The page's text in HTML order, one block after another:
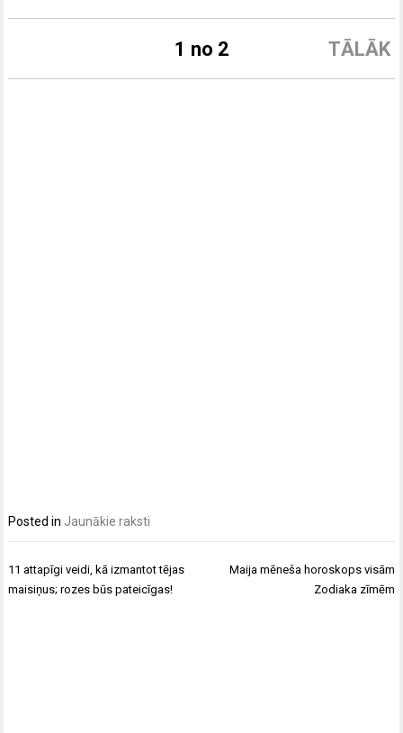
TĀLĀK
1 no 2
Posted in Jaunākie raksti
Post
navigation
11 attapīgi veidi, kā izmantot tējas
maisiņus; rozes būs pateicīgas!
Maija mēneša horoskops visām
Zodiaka zīmēm